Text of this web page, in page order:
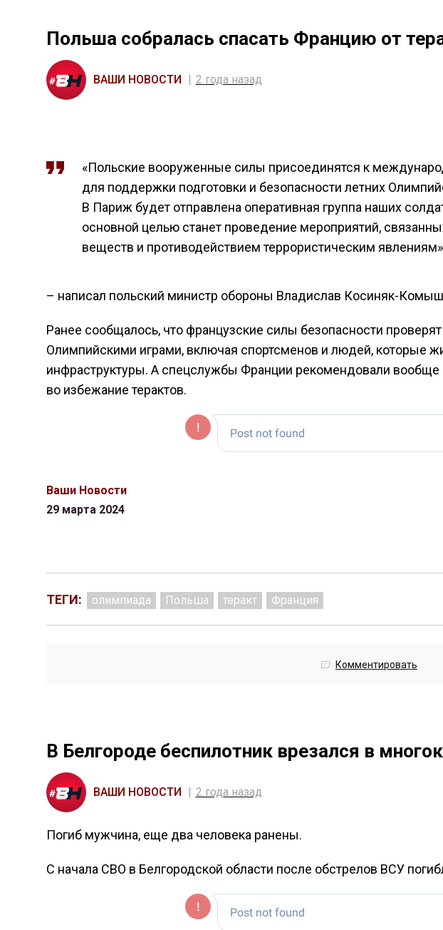
Польша собралась спасать Францию от
ВАШИ НОВОСТИ 2 года назад
«Польские вооруженные силы присоединятся к
для поддержки подготовки и безопасности летних
В Париж будет отправлена оперативная группа наших
основной целью станет проведение мероприятий,
веществ и противодействием террористическим
– написал польский министр обороны Владислав Косиняк-Комыш
Ранее сообщалось, что французские силы безопасности
Олимпийскими играми, включая спортсменов и людей, которые
инфраструктуры. А спецслужбы Франции рекомендовали вообще
во избежание терактов.
Ваши Новости
29 марта 2024
ТЕГИ: олимпиада Польша теракт Франция
Комментировать
В Белгороде беспилотник врезался в
ВАШИ НОВОСТИ 2 года назад
Погиб мужчина, еще два человека ранены.
С начала СВО в Белгородской области после обстрелов ВСУ